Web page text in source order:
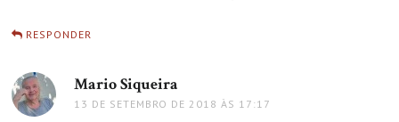
RESPONDER
Mario Siqueira
13 DE SETEMBRO DE 2018 ÀS 17:17